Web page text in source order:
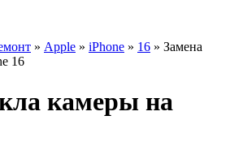
» Apple » iPhone » 16 » Замена
16
камеры на